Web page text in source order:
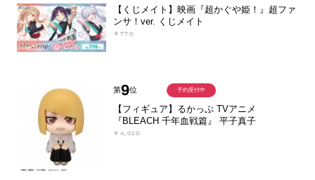
【くじメイト】映画『超かぐや姫！』超ファ
ンサ！ver. くじメイト
￥770
第9位
【フィギュア】るかっぷ TVアニメ
『BLEACH 千年血戦篇』 平子真子
￥4,020
予約受付中